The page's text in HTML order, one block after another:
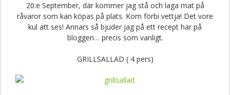
20:e September, där kommer jag stå och laga mat på
råvaror som kan köpas på plats. Kom förbi vettja! Det vore
kul att ses! Annars så bjuder jag på ett recept här på
bloggen… precis som vanligt.
GRILLSALLAD ( 4 pers)